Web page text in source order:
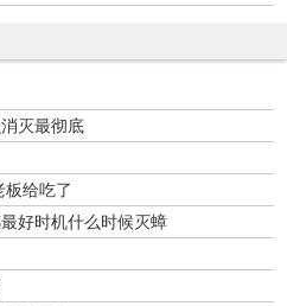
灭最彻底
板给吃了
好时机什么时候灭蟑